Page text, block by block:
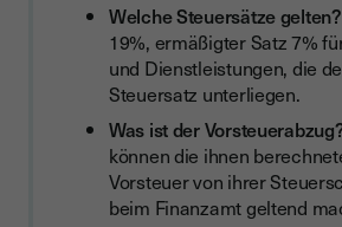
Welche Steuersätze gelten?
19%, ermäßigter Satz 7%
und Dienstleistungen, die
Steuersatz unterliegen.
Was ist der
können die ihnen
Vorsteuer von ihrer
beim Finanzamt geltend